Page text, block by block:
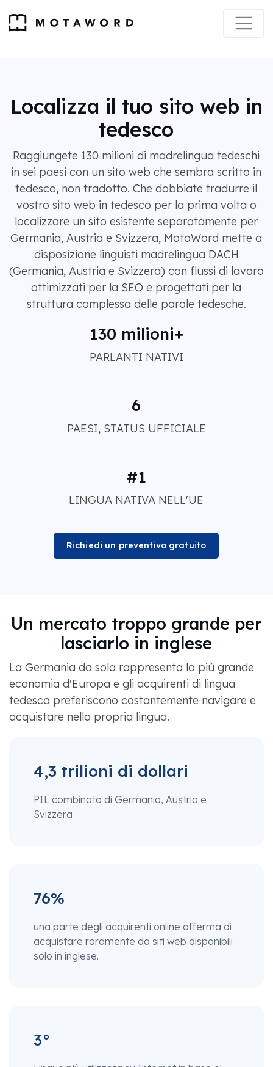
Localizza il tuo sito web in
tedesco
Raggiungete 130 milioni di madrelingua tedeschi
in sei paesi con un sito web che sembra scritto in
tedesco, non tradotto. Che dobbiate tradurre il
vostro sito web in tedesco per la prima volta o
localizzare un sito esistente separatamente per
Germania, Austria e Svizzera, MotaWord mette a
disposizione linguisti madrelingua DACH
(Germania, Austria e Svizzera) con flussi di lavoro
ottimizzati per la SEO e progettati per la
struttura complessa delle parole tedesche.
130 milioni+
PARLANTI NATIVI
6
PAESI, STATUS UFFICIALE
#1
LINGUA NATIVA NELL'UE
Richiedi un preventivo gratuito
Un mercato troppo grande per
lasciarlo in inglese
La Germania da sola rappresenta la più grande
economia d'Europa e gli acquirenti di lingua
tedesca preferiscono costantemente navigare e
acquistare nella propria lingua.
4,3 trilioni di dollari
PIL combinato di Germania, Austria e
Svizzera
76%
una parte degli acquirenti online afferma di
acquistare raramente da siti web disponibili
solo in inglese.
3°